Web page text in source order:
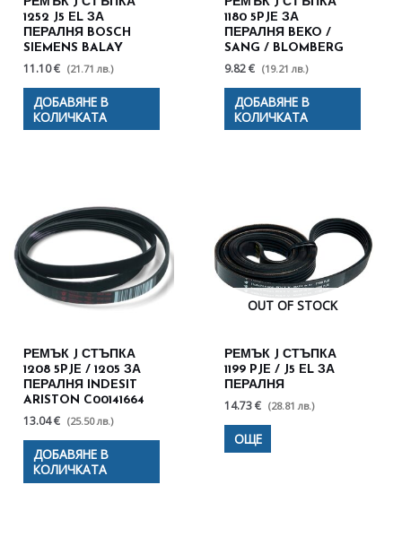
1252 J5 EL ЗА
ПЕРАЛНЯ BOSCH
SIEMENS BALAY
11.10 € (21.71 лв.)
ДОБАВЯНЕ В
КОЛИЧКАТА
1180 5PJE ЗА
ПЕРАЛНЯ BEKO /
SANG / BLOMBERG
9.82 € (19.21 лв.)
ДОБАВЯНЕ В
КОЛИЧКАТА
РЕМЪК J СТЪПКА
1208 5PJE / 1205 ЗА
ПЕРАЛНЯ INDESIT
ARISTON C00141664
13.04 € (25.50 лв.)
ДОБАВЯНЕ В
КОЛИЧКАТА
OUT OF STOCK
РЕМЪК J СТЪПКА
1199 PJE / J5 EL ЗА
ПЕРАЛНЯ
14.73 € (28.81 лв.)
ОЩЕ